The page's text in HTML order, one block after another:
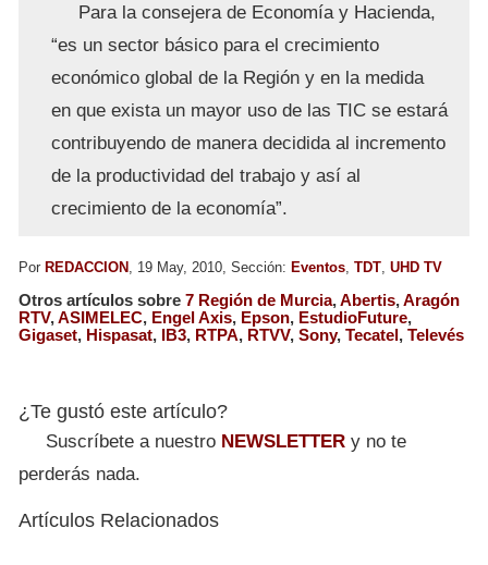
Para la consejera de Economía y Hacienda,
“es un sector básico para el crecimiento
económico global de la Región y en la medida
en que exista un mayor uso de las TIC se estará
contribuyendo de manera decidida al incremento
de la productividad del trabajo y así al
crecimiento de la economía”.
Por REDACCION , 19 May, 2010, Sección: Eventos TDT UHD TV
Otros artículos sobre 7 Región de Murcia,Abertis,Aragón
RTV,ASIMELEC, Engel Axis, Epson, EstudioFuture,
Gigaset, Hispasat, IB3, RTPA, RTVV, Sony, Tecatel, Televés
¿Te gustó este artículo?
Suscríbete a nuestro NEWSLETTER y no te
perderás nada.
Artículos Relacionados